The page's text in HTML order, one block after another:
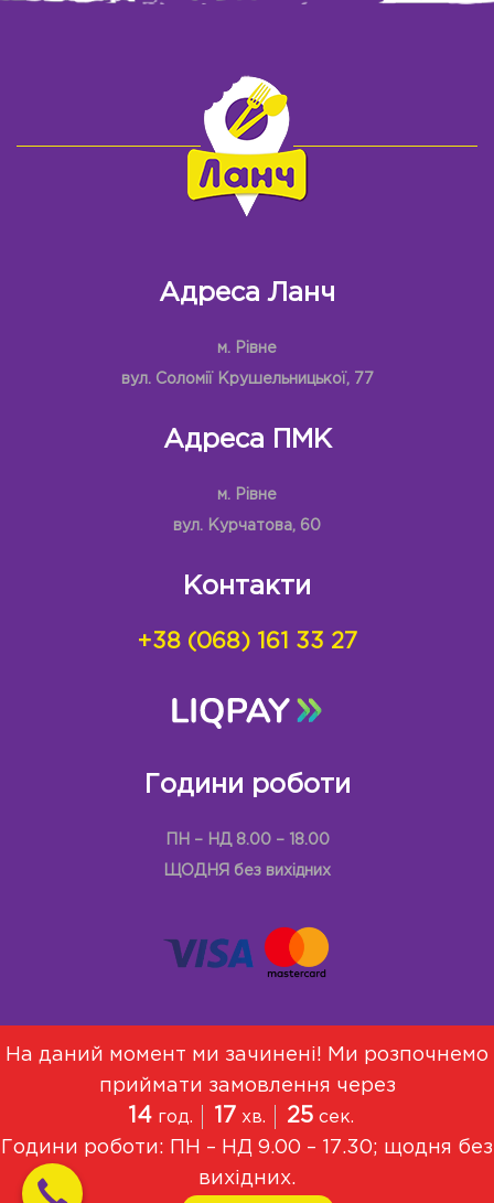
Адреса Ланч
м. Рівне
вул. Соломії Крушельницької, 77
Адреса ПМК
м. Рівне
вул. Курчатова, 60
Контакти
+38 (068) 161 33 27
Години роботи
ПН – НД 8.00 – 18.00
ЩОДНЯ без вихідних
Меню Про Нас Договір оферти
Політика конфіденційності
© 2021, Всі права захищені
На даний момент ми зачинені! Ми розпочнемо
приймати замовлення через
14 год. 17 хв. 25 сек.
Години роботи: ПН – НД 9.00 – 17.30; щодня без
вихідних.